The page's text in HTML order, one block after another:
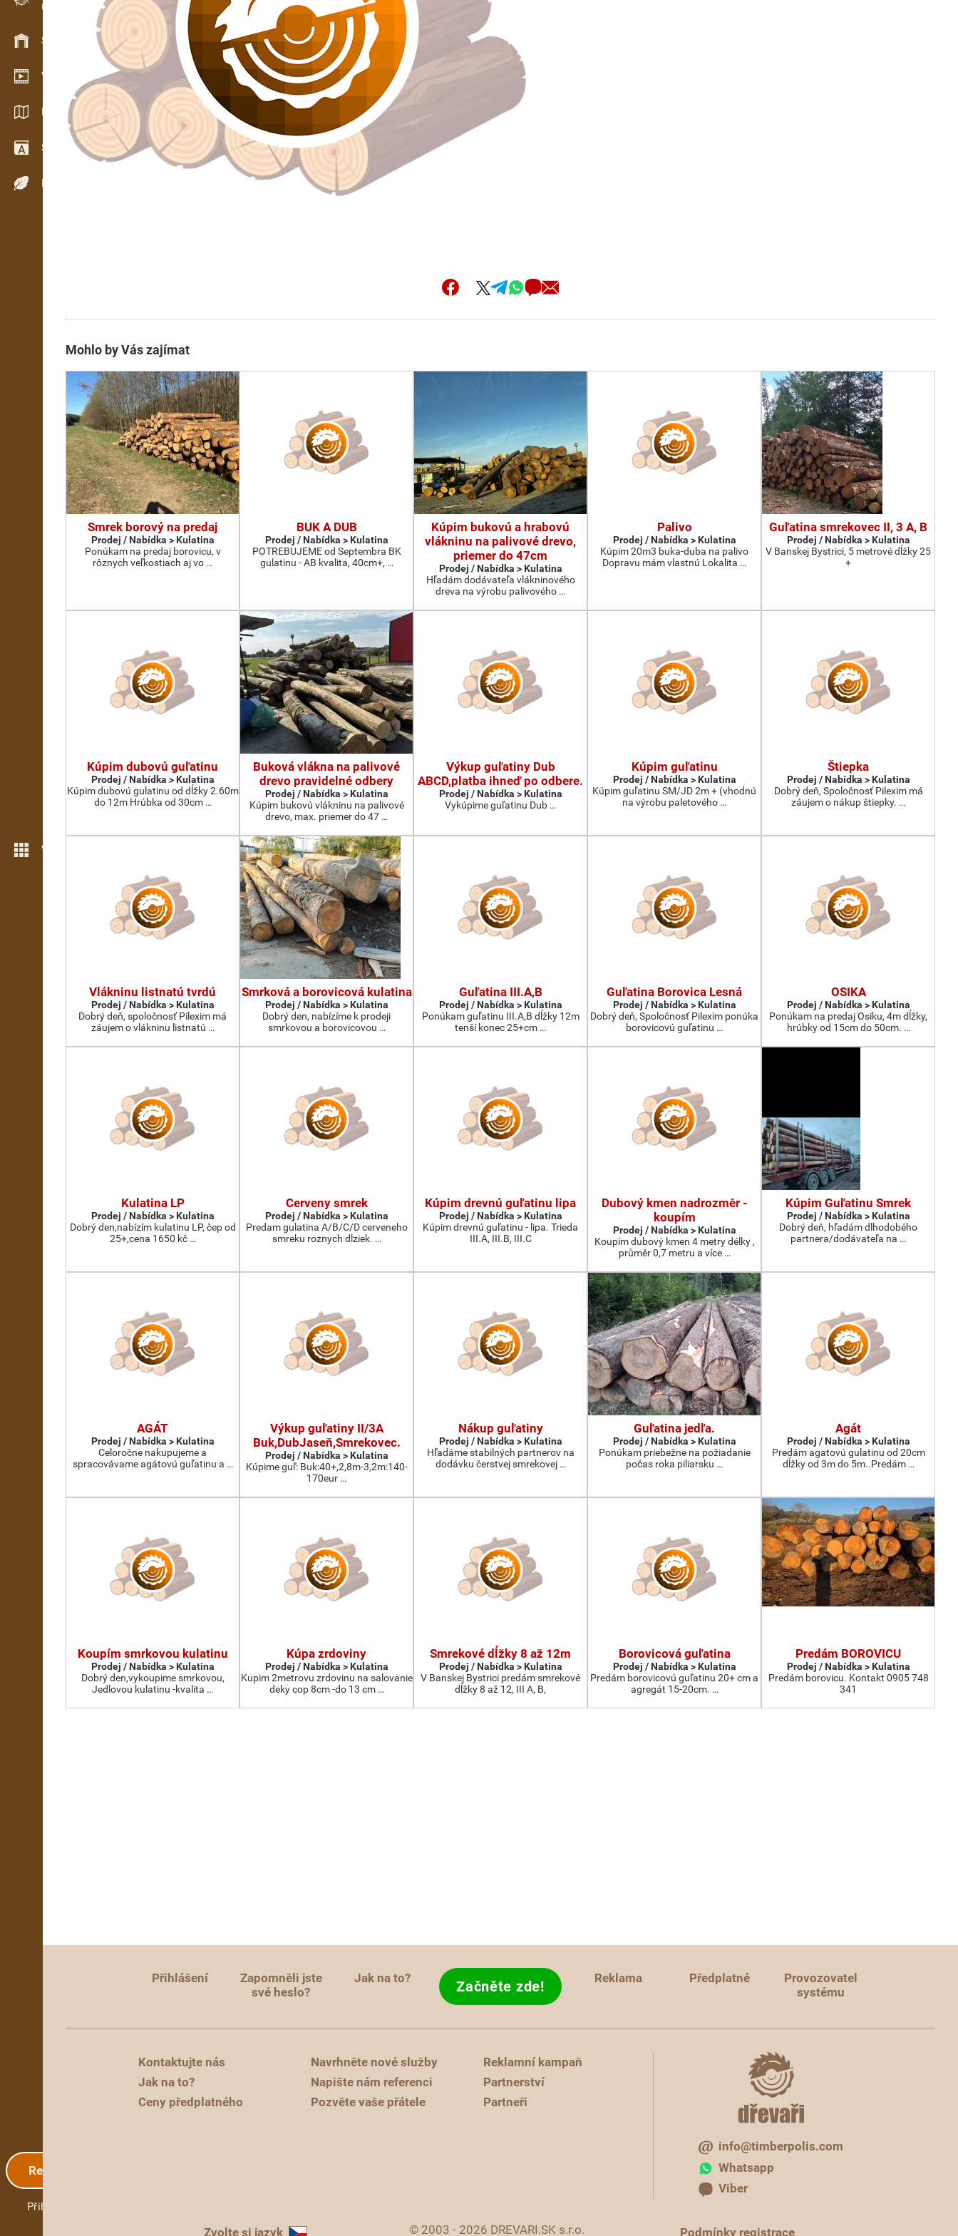
Evidence dřeva v terénu
Skladové hospodářství
Video showroom
Katalogy / Brožury
Slovník
Dřeviny
Více možností
Registrace
Přihlášení
Mohlo by Vás zajímat
Smrek borový na predaj
Prodej / Nabídka > Kulatina
Ponúkam na predaj borovicu, v
rôznych veľkostiach aj vo …
BUK A DUB
Prodej / Nabídka > Kulatina
POTREBUJEME od Septembra BK
gulatinu - AB kvalita, 40cm+, …
Kúpim bukovú a hrabovú
vlákninu na palivové drevo,
priemer do 47cm
Prodej / Nabídka > Kulatina
Hľadám dodávateľa vlákninového
dreva na výrobu palivového …
Palivo
Prodej / Nabídka > Kulatina
Kúpim 20m3 buka-duba na palivo
Dopravu mám vlastnú Lokalita …
Guľatina smrekovec II, 3 A, B
Prodej / Nabídka > Kulatina
V Banskej Bystrici, 5 metrové dĺžky 25
+
Kúpim dubovú guľatinu
Prodej / Nabídka > Kulatina
Kúpim dubovú gulatinu od dĺžky 2.60m
do 12m Hrúbka od 30cm …
Buková vlákna na palivové
drevo pravidelné odbery
Prodej / Nabídka > Kulatina
Kúpim bukovú vlákninu na palivové
drevo, max. priemer do 47 …
Výkup guľatiny Dub
ABCD,platba ihneď po odbere.
Prodej / Nabídka > Kulatina
Vykúpime guľatinu Dub …
Kúpim guľatinu
Prodej / Nabídka > Kulatina
Kúpim guľatinu SM/JD 2m + (vhodnú
na výrobu paletového …
Štiepka
Prodej / Nabídka > Kulatina
Dobrý deň, Spoločnosť Pilexim má
záujem o nákup štiepky. …
Vlákninu listnatú tvrdú
Prodej / Nabídka > Kulatina
Dobrý deň, spoločnosť Pilexim má
záujem o vlákninu listnatú …
Smrková a borovicová kulatina
Prodej / Nabídka > Kulatina
Dobrý den, nabízíme k prodeji
smrkovou a borovicovou …
Guľatina III.A,B
Prodej / Nabídka > Kulatina
Ponúkam guľatinu III.A,B dĺžky 12m
tenší konec 25+cm …
Guľatina Borovica Lesná
Prodej / Nabídka > Kulatina
Dobrý deň, Spoločnosť Pilexim ponúka
borovicovú guľatinu …
OSIKA
Prodej / Nabídka > Kulatina
Ponúkam na predaj Osiku, 4m dĺžky,
hrúbky od 15cm do 50cm. …
Kulatina LP
Prodej / Nabídka > Kulatina
Dobrý den,nabízím kulatinu LP, čep od
25+,cena 1650 kč …
Cerveny smrek
Prodej / Nabídka > Kulatina
Predam gulatina A/B/C/D cerveneho
smreku roznych dlziek. …
Kúpim drevnú guľatinu lipa
Prodej / Nabídka > Kulatina
Kúpim drevnú guľatinu - lipa. Trieda
III.A, III.B, III.C
Dubový kmen nadrozměr -
koupím
Prodej / Nabídka > Kulatina
Koupím dubový kmen 4 metry délky ,
průměr 0,7 metru a více …
Kúpim Guľatinu Smrek
Prodej / Nabídka > Kulatina
Dobrý deň, hľadám dlhodobého
partnera/dodávateľa na …
AGÁT
Prodej / Nabídka > Kulatina
Celoročne nakupujeme a
spracovávame agátovú guľatinu a …
Výkup guľatiny II/3A
Buk,DubJaseň,Smrekovec.
Prodej / Nabídka > Kulatina
Kúpime guľ: Buk:40+,2,8m-3,2m:140-
170eur …
Nákup guľatiny
Prodej / Nabídka > Kulatina
Hľadáme stabilných partnerov na
dodávku čerstvej smrekovej …
Guľatina jedľa.
Prodej / Nabídka > Kulatina
Ponúkam priebežne na požiadanie
počas roka piliarsku …
Agát
Prodej / Nabídka > Kulatina
Predám agatovú gulatinu od 20cm
dĺžky od 3m do 5m..Predám …
Koupím smrkovou kulatinu
Prodej / Nabídka > Kulatina
Dobrý den,vykoupime smrkovou,
Jedlovou kulatinu -kvalita …
Kúpa zrdoviny
Prodej / Nabídka > Kulatina
Kupim 2metrovu zrdovinu na salovanie
deky cop 8cm -do 13 cm …
Smrekové dĺžky 8 až 12m
Prodej / Nabídka > Kulatina
V Banskej Bystrici predám smrekové
dĺžky 8 až 12, III A, B,
Borovicová guľatina
Prodej / Nabídka > Kulatina
Predám borovicovú guľatinu 20+ cm a
agregát 15-20cm. …
Predám BOROVICU
Prodej / Nabídka > Kulatina
Predám borovicu. Kontakt 0905 748
341
Přihlášení
Zapomněli jste
své heslo?
Jak na to? Začněte zde! Reklama Předplatné
Provozovatel
systému
Kontaktujte nás
Jak na to?
Ceny předplatného
Navrhněte nové služby
Napište nám referenci
Pozvěte vaše přátele
Reklamní kampaň
Partnerství
Partneři
info@timberpolis.com
Whatsapp
Viber
Zvolte si jazyk © 2003 - 2026 DREVARI.SK s.r.o. Podmínky registrace